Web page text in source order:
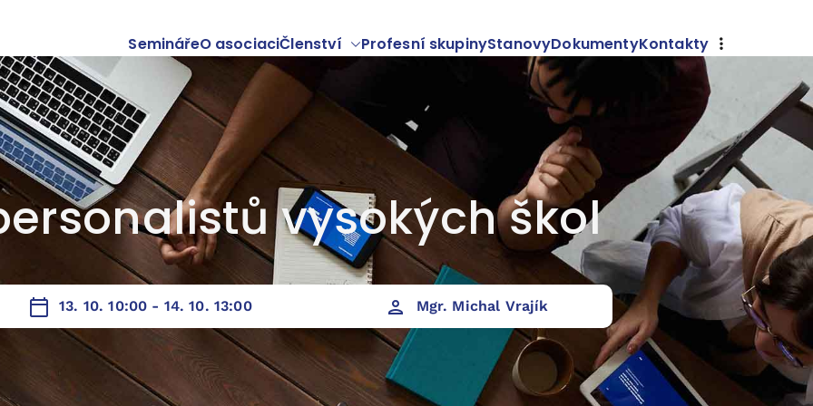
SeminářeO asociaciČlenství Profesní skupinyStanovyDokumentyKontakty
vPersonalistika a mzdy, Setkání profesních skupin
vysokých škol
13. 10. 10:00 - 14. 10. 13:00 Mgr. Michal Vrajík